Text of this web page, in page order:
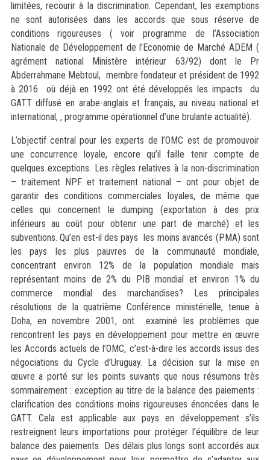
limitées, recourir à la discrimination. Cependant, les exemptions
ne sont autorisées dans les accords que sous réserve de
conditions rigoureuses ( voir programme de l’Association
Nationale de Développement de l’Economie de Marché ADEM (
agrément national Ministère intérieur 63/92) dont le Pr
Abderrahmane Mebtoul, membre fondateur et président de 1992
à 2016 où déjà en 1992 ont été développés les impacts du
GATT diffusé en arabe-anglais et français, au niveau national et
international, , programme opérationnel d’une brulante actualité).
L’objectif central pour les experts de l’OMC est de promouvoir
une concurrence loyale, encore qu’il faille tenir compte de
quelques exceptions. Les règles relatives à la non-discrimination
– traitement NPF et traitement national – ont pour objet de
garantir des conditions commerciales loyales, de même que
celles qui concernent le dumping (exportation à des prix
inférieurs au coût pour obtenir une part de marché) et les
subventions. Qu’en est-il des pays les moins avancés (PMA) sont
les pays les plus pauvres de la communauté mondiale,
concentrant environ 12% de la population mondiale mais
représentant moins de 2% du PIB mondial et environ 1% du
commerce mondial des marchandises? Les principales
résolutions de la quatrième Conférence ministérielle, tenue à
Doha, en novembre 2001, ont examiné les problèmes que
rencontrent les pays en développement pour mettre en œuvre
les Accords actuels de l’OMC, c’est-à-dire les accords issus des
négociations du Cycle d’Uruguay. La décision sur la mise en
œuvre a porté sur les points suivants que nous résumons très
sommairement : exception au titre de la balance des paiements :
clarification des conditions moins rigoureuses énoncées dans le
GATT. Cela est applicable aux pays en développement s’ils
restreignent leurs importations pour protéger l’équilibre de leur
balance des paiements. Des délais plus longs sont accordés aux